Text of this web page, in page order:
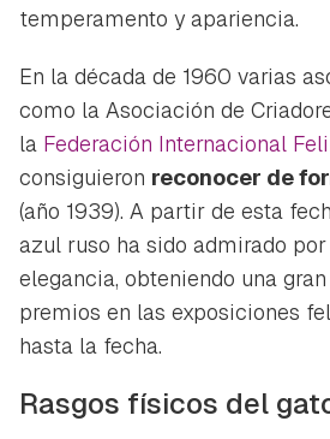
temperamento y apariencia.
En la década de 1960 varias
como la Asociación de
la Federación Internacional
consiguieron reconocer de
(año 1939). A partir de esta
azul ruso ha sido admirado
elegancia, obteniendo una
premios en las exposiciones
hasta la fecha.
Rasgos físicos del